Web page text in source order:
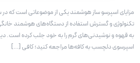
مزایای اسپرسو ساز هوشمند یکی از موضوعاتی است که
تکنولوژی و گسترش استفاده از دستگاه‌های هوشمند
به قهوه و نوشیدنی‌های گرم را به خود جلب کرده است.
اسپرسوی دلچسب به کافه‌ها مراجعه کنید؛ کافی‌ […]